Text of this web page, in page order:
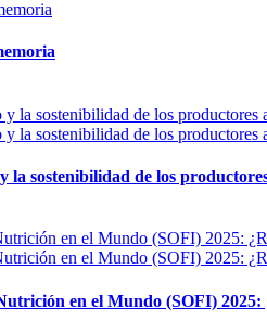
la sostenibilidad de los
en el Mundo (SOFI) 2025: